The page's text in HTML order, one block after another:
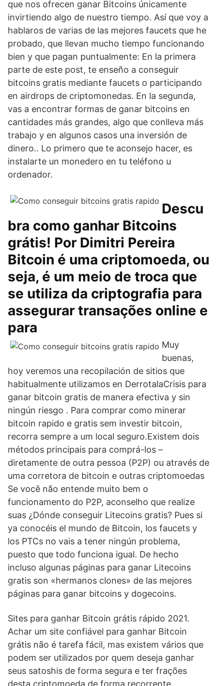
que nos ofrecen ganar Bitcoins únicamente
invirtiendo algo de nuestro tiempo. Así que voy a
hablaros de varias de las mejores faucets que he
probado, que llevan mucho tiempo funcionando
bien y que pagan puntualmente: En la primera
parte de este post, te enseño a conseguir
bitcoins gratis mediante faucets o participando
en airdrops de criptomonedas. En la segunda,
vas a encontrar formas de ganar bitcoins en
cantidades más grandes, algo que conlleva más
trabajo y en algunos casos una inversión de
dinero.. Lo primero que te aconsejo hacer, es
instalarte un monedero en tu teléfono u
ordenador.
Descu
bra como ganhar Bitcoins
grátis! Por Dimitri Pereira
Bitcoin é uma criptomoeda, ou
seja, é um meio de troca que
se utiliza da criptografia para
assegurar transações online e
para
Muy
buenas,
hoy veremos una recopilación de sitios que
habitualmente utilizamos en DerrotalaCrisis para
ganar bitcoin gratis de manera efectiva y sin
ningún riesgo . Para comprar como minerar
bitcoin rapido e gratis sem investir bitcoin,
recorra sempre a um local seguro.Existem dois
métodos principais para comprá-los –
diretamente de outra pessoa (P2P) ou através de
uma corretora de bitcoin e outras criptomoedas
Se você não entende muito bem o
funcionamento do P2P, aconselho que realize
suas ¿Dónde conseguir Litecoins gratis? Pues si
ya conocéis el mundo de Bitcoin, los faucets y
los PTCs no vais a tener ningún problema,
puesto que todo funciona igual. De hecho
incluso algunas páginas para ganar Litecoins
gratis son «hermanos clones» de las mejores
páginas para ganar bitcoins y dogecoins.
Sites para ganhar Bitcoin grátis rápido 2021.
Achar um site confiável para ganhar Bitcoin
grátis não é tarefa fácil, mas existem vários que
podem ser utilizados por quem deseja ganhar
seus satoshis de forma segura e ter frações
desta criptomoeda de forma recorrente.